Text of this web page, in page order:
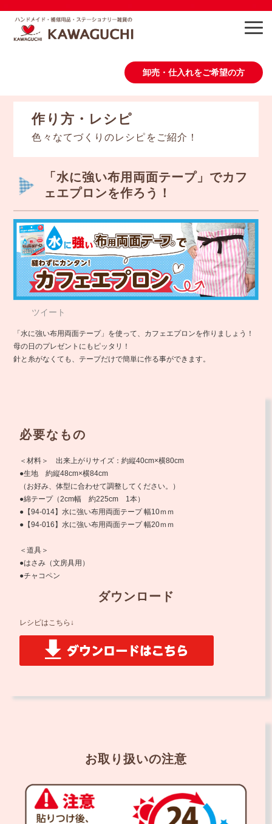
卸売・仕入れをご希望の方
商品情報
作り方・レシピ
会社概要
お問い合わせ
作り方・レシピ
色々なてづくりのレシピをご紹介！
「水に強い布用両面テープ」でカフ
ェエプロンを作ろう！
ツイート
「水に強い布用両面テープ」を使って、カフェエプロンを作りましょう！
母の日のプレゼントにもピッタリ！
針と糸がなくても、テープだけで簡単に作る事ができます。
必要なもの
＜材料＞ 出来上がりサイズ：約縦40cm×横80cm
●生地 約縦48cm×横84cm
（お好み、体型に合わせて調整してください。）
●綿テープ（2cm幅 約225cm 1本）
●【94-014】水に強い布用両面テープ 幅10ｍｍ
●【94-016】水に強い布用両面テープ 幅20ｍｍ
＜道具＞
●はさみ（文房具用）
●チャコペン
ダウンロード
レシピはこちら↓
お取り扱いの注意